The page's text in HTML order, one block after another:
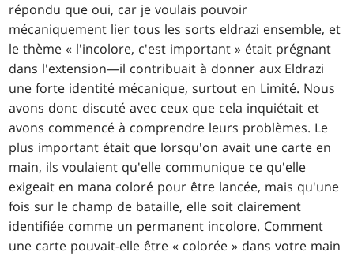
répondu que oui, car je voulais pouvoir
mécaniquement lier tous les sorts eldrazi ensemble, et
le thème « l'incolore, c'est important » était prégnant
dans l'extension—il contribuait à donner aux Eldrazi
une forte identité mécanique, surtout en Limité. Nous
avons donc discuté avec ceux que cela inquiétait et
avons commencé à comprendre leurs problèmes. Le
plus important était que lorsqu'on avait une carte en
main, ils voulaient qu'elle communique ce qu'elle
exigeait en mana coloré pour être lancée, mais qu'une
fois sur le champ de bataille, elle soit clairement
identifiée comme un permanent incolore. Comment
une carte pouvait-elle être « colorée » dans votre main